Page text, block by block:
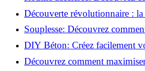
la corrosion en déco tendance!
Découverte révolutionnaire : la
régénération inouï !
Souplesse: Découvrez
votre performance sportive!
DIY Béton: Créez facilement
tendance!
Découvrez comment